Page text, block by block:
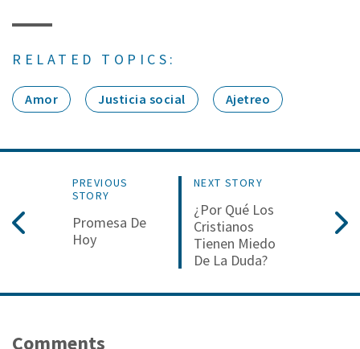
RELATED TOPICS:
Amor Justicia social Ajetreo
PREVIOUS
STORY
Promesa De
Hoy
NEXT STORY
¿Por Qué Los
Cristianos
Tienen Miedo
De La Duda?
Comments